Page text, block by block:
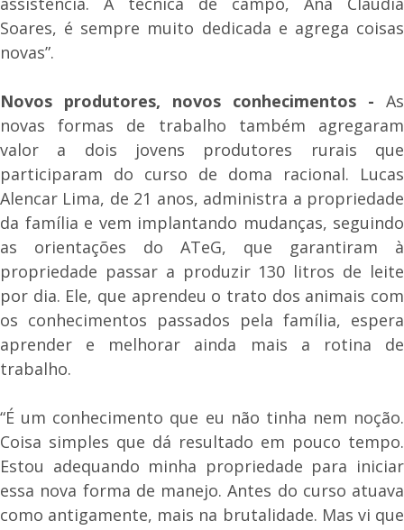
Soares, é sempre muito dedicada e agrega coisas
novas”.
Novos produtores, novos conhecimentos - As
novas formas de trabalho também agregaram
valor a dois jovens produtores rurais que
participaram do curso de doma racional. Lucas
Alencar Lima, de 21 anos, administra a propriedade
da família e vem implantando mudanças, seguindo
as orientações do ATeG, que garantiram à
propriedade passar a produzir 130 litros de leite
por dia. Ele, que aprendeu o trato dos animais com
os conhecimentos passados pela família, espera
aprender e melhorar ainda mais a rotina de
trabalho.
“É um conhecimento que eu não tinha nem noção.
Coisa simples que dá resultado em pouco tempo.
Estou adequando minha propriedade para iniciar
essa nova forma de manejo. Antes do curso atuava
como antigamente, mais na brutalidade. Mas vi que